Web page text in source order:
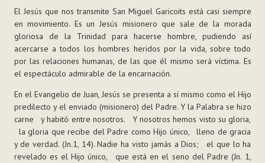
El Jesús que nos transmite San Miguel Garicoits está casi siempre
en movimiento. Es un Jesús misionero que sale de la morada
gloriosa de la Trinidad para hacerse hombre, pudiendo así
acercarse a todos los hombres heridos por la vida, sobre todo
por las relaciones humanas, de las que él mismo será víctima. Es
el espectáculo admirable de la encarnación.
En el Evangelio de Juan, Jesús se presenta a sí mismo como el Hijo
predilecto y el enviado (misionero) del Padre. Y la Palabra se hizo
carne y habitó entre nosotros. Y nosotros hemos visto su gloria,
la gloria que recibe del Padre como Hijo único, lleno de gracia
y de verdad. (Jn.1, 14). Nadie ha visto jamás a Dios; el que lo ha
revelado es el Hijo único, que está en el seno del Padre (Jn. 1,